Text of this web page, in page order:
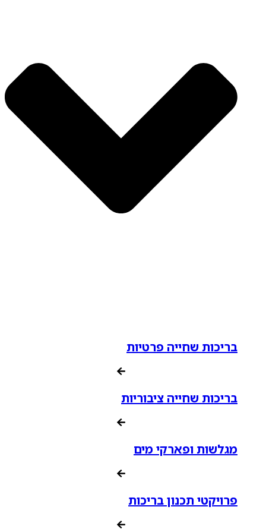
בריכות שחייה פרטיות
בריכות שחייה ציבוריות
מגלשות ופארקי מים
פרויקטי תכנון בריכות